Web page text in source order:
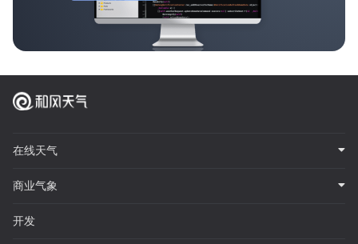
在线天气
商业气象
开发